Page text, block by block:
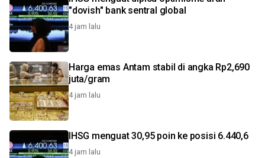
"dovish" bank sentral global
4 jam lalu
Harga emas Antam stabil di angka Rp2,690
juta/gram
4 jam lalu
IHSG menguat 30,95 poin ke posisi 6.440,6
4 jam lalu